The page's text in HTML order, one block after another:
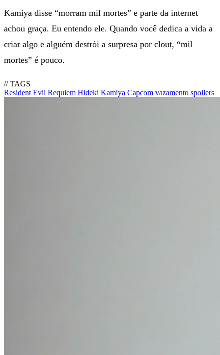
Kamiya disse “morram mil mortes” e parte da internet
achou graça. Eu entendo ele. Quando você dedica a vida a
criar algo e alguém destrói a surpresa por clout, “mil
mortes” é pouco.
// TAGS
Resident Evil Requiem Hideki Kamiya Capcom vazamento spoilers